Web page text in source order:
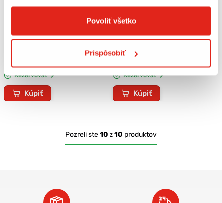
Povoliť všetko
Prispôsobiť
Piškóty pre psa york friend
Skladom
Rezervovať
Kúpiť
Piškóty mini pre psa 120g
Skladom
Rezervovať
Kúpiť
Pozreli ste10 z10 produktov